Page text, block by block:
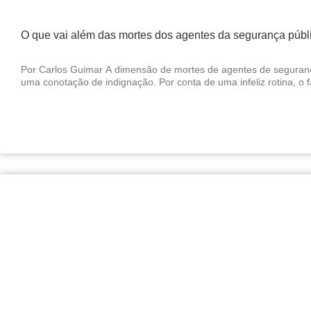
O que vai além das mortes dos agentes da segurança
Por Carlos Guimar A dimensão de mortes de agentes de
uma conotação de indignação. Por conta de uma infeliz rotina, o